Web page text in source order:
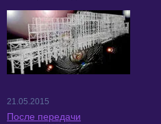
21.05.2015
После передачи